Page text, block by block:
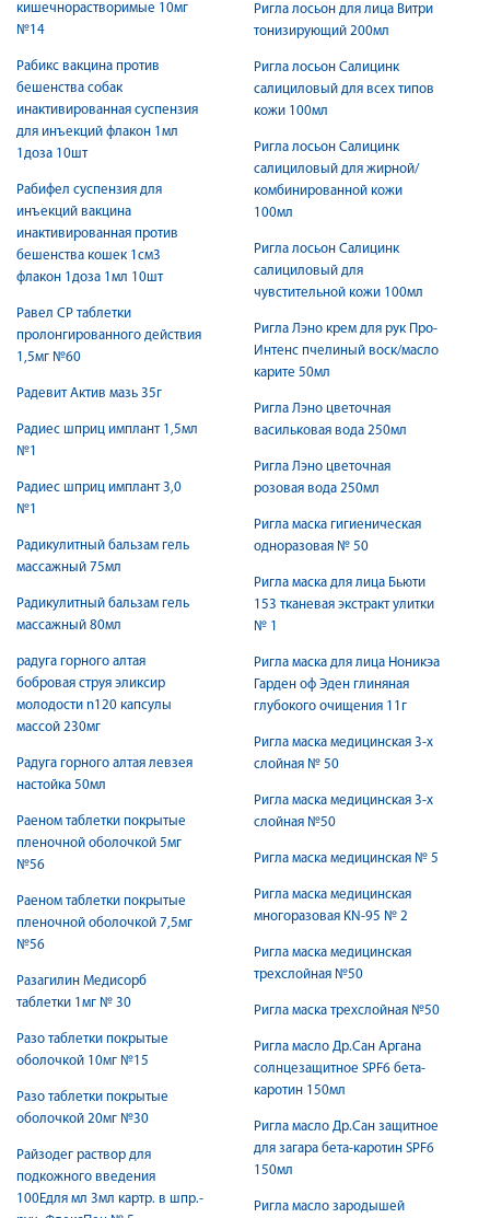
кишечнорастворимые 10мг
№14
Рабикс вакцина против
бешенства собак
инактивированная суспензия
для инъекций флакон 1мл
1доза 10шт
Рабифел суспензия для
инъекций вакцина
инактивированная против
бешенства кошек 1см3
флакон 1доза 1мл 10шт
Равел СР таблетки
пролонгированного действия
1,5мг №60
Радевит Актив мазь 35г
Радиес шприц имплант 1,5мл
№1
Радиес шприц имплант 3,0
№1
Радикулитный бальзам гель
массажный 75мл
Радикулитный бальзам гель
массажный 80мл
радуга горного алтая
бобровая струя эликсир
молодости n120 капсулы
массой 230мг
Радуга горного алтая левзея
настойка 50мл
Раеном таблетки покрытые
пленочной оболочкой 5мг
№56
Раеном таблетки покрытые
пленочной оболочкой 7,5мг
№56
Разагилин Медисорб
таблетки 1мг № 30
Разо таблетки покрытые
оболочкой 10мг №15
Разо таблетки покрытые
оболочкой 20мг №30
Райзодег раствор для
подкожного введения
100Едля мл 3мл картр. в шпр.-
Ригла лосьон для лица Витри
тонизирующий 200мл
Ригла лосьон Салицинк
салициловый для всех типов
кожи 100мл
Ригла лосьон Салицинк
салициловый для жирной/
комбинированной кожи
100мл
Ригла лосьон Салицинк
салициловый для
чувстительной кожи 100мл
Ригла Лэно крем для рук Про-
Интенс пчелиный воск/масло
карите 50мл
Ригла Лэно цветочная
васильковая вода 250мл
Ригла Лэно цветочная
розовая вода 250мл
Ригла маска гигиеническая
одноразовая № 50
Ригла маска для лица Бьюти
153 тканевая экстракт улитки
№ 1
Ригла маска для лица Ноникэа
Гарден оф Эден глиняная
глубокого очищения 11г
Ригла маска медицинская 3-х
слойная № 50
Ригла маска медицинская 3-х
слойная №50
Ригла маска медицинская № 5
Ригла маска медицинская
многоразовая KN-95 № 2
Ригла маска медицинская
трехслойная №50
Ригла маска трехслойная №50
Ригла масло Др.Сан Аргана
солнцезащитное SPF6 бета-
каротин 150мл
Ригла масло Др.Сан защитное
для загара бета-каротин SPF6
150мл
Ригла масло зародышей